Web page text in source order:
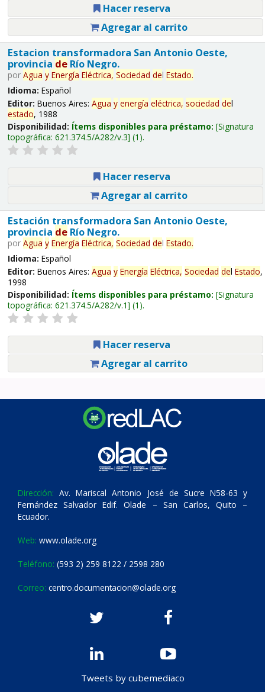
Hacer reserva
Agregar al carrito
Estacion transformadora San Antonio Oeste,
provincia deRío Negro.
por Agua y Energía Eléctrica, Sociedad del Estado.
Idioma: Español
Editor: Buenos Aires: Agua y energía eléctrica, sociedad del
estado, 1988
Disponibilidad: Ítems disponibles para préstamo: Signatura
topográfica: 621.374.5/A282/v.3 (1).
Hacer reserva
Agregar al carrito
Estación transformadora San Antonio Oeste,
provincia deRío Negro.
por Agua y Energía Eléctrica, Sociedad del Estado.
Idioma: Español
Editor: Buenos Aires: Agua y Energía Eléctrica, Sociedad del Estado,
1998
Disponibilidad: Ítems disponibles para préstamo: Signatura
topográfica: 621.374.5/A282/v.1 (1).
Hacer reserva
Agregar al carrito
Dirección: Av. Mariscal Antonio José de Sucre N58-63 y
Fernández Salvador Edif. Olade – San Carlos, Quito –
Ecuador.
Web: www.olade.org
Teléfono: (593 2) 259 8122 / 2598 280
Correo: centro.documentacion@olade.org
Tweets by cubemediaco